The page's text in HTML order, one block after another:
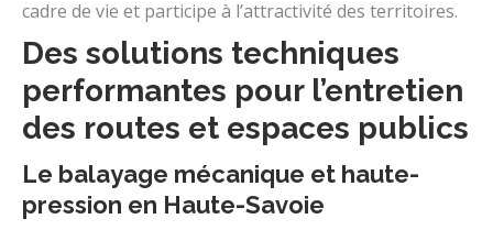
cadre de vie et participe à l’attractivité des territoires.
Des solutions techniques
performantes pour l’entretien
des routes et espaces publics
Le balayage mécanique et haute-
pression en Haute-Savoie